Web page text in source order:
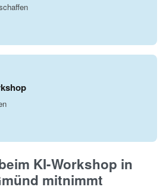
KI-Workshop in
mitnimmt